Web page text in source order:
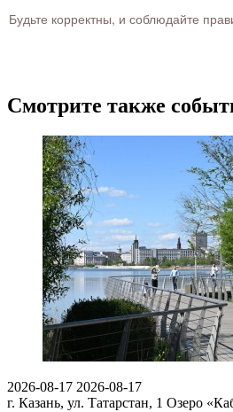
Будьте корректны, и соблюдайте
Смотрите также
2026-08-17 2026-08-17
г. Казань, ул. Татарстан, 1 Озеро